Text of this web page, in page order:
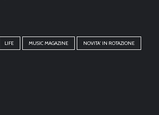
LIFE MUSIC MAGAZINE NOVITA' IN ROTAZIONE